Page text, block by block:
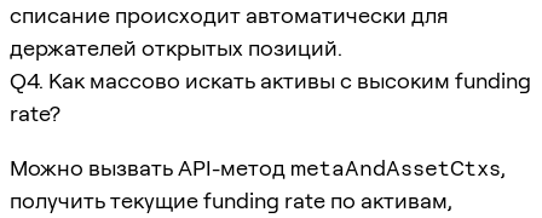
списание происходит автоматически для
держателей открытых позиций.
Q4. Как массово искать активы с высоким funding
rate?
Можно вызвать API-метод metaAndAssetCtxs,
получить текущие funding rate по активам,